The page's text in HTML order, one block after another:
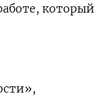
который